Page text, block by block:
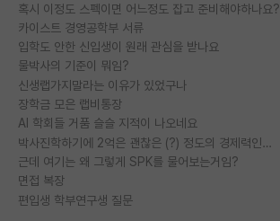
혹시 이정도 스펙이면 어느정도 잡고 준비해야하나요?
카이스트 경영공학부 서류
입학도 안한 신입생이 원래 관심을 받나요
물박사의 기준이 뭐임?
신생랩가지말라는 이유가 있었구나
장학금 모은 랩비통장
AI 학회들 거품 슬슬 지적이 나오네요
박사진학하기에 2억은 괜찮은 (?) 정도의 경제력인가요
근데 여기는 왜 그렇게 SPK를 물어보는거임?
면접 복장
편입생 학부연구생 질문